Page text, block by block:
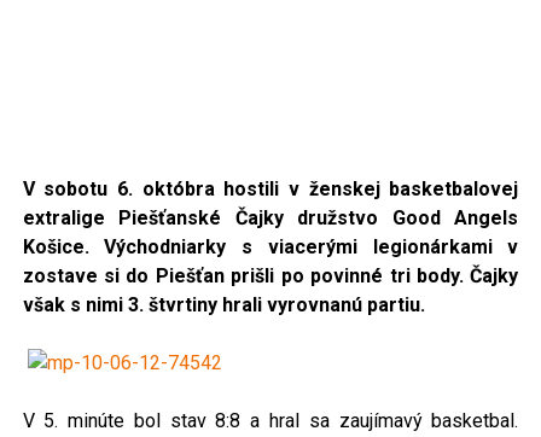
V sobotu 6. októbra hostili v ženskej basketbalovej
extralige Piešťanské Čajky družstvo Good Angels
Košice. Východniarky s viacerými legionárkami v
zostave si do Piešťan prišli po povinné tri body. Čajky
však s nimi 3. štvrtiny hrali vyrovnanú partiu.
V 5. minúte bol stav 8:8 a hral sa zaujímavý basketbal.